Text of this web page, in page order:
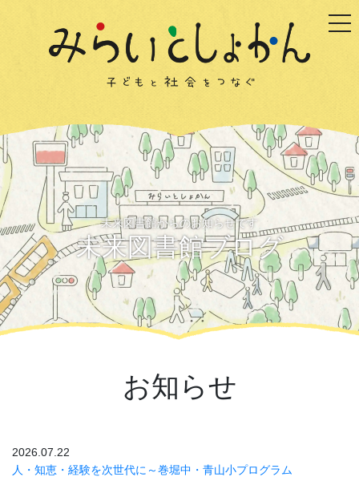
未来図書館からのお知らせです
未来図書館ブログ
お知らせ
2026.07.22
人・知恵・経験を次世代に～巻堀中・青山小プログラム